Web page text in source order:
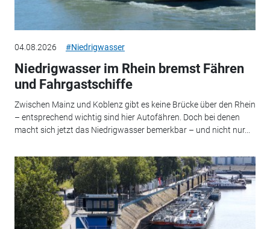
04.08.2026 #Niedrigwasser
Niedrigwasser im Rhein bremst Fähren
und Fahrgastschiffe
Zwischen Mainz und Koblenz gibt es keine Brücke über den Rhein
– entsprechend wichtig sind hier Autofähren. Doch bei denen
macht sich jetzt das Niedrigwasser bemerkbar – und nicht nur...